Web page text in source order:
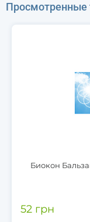
Просмотренные
Биокон
52 грн